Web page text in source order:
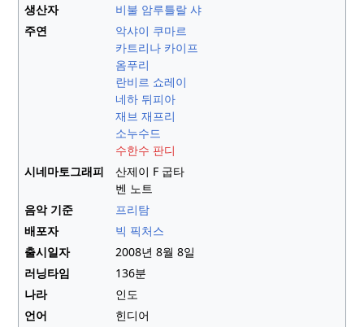
생산자
비불 암루틀랄 샤
주연
악샤이 쿠마르
카트리나 카이프
옴푸리
란비르 쇼레이
네하 뒤피아
재브 재프리
소누수드
수한수 판디
시네마토그래피
산제이 F 굽타
벤 노트
음악 기준
프리탐
배포자
빅 픽처스
출시일자
2008년 8월 8일
러닝타임
136분
나라
인도
언어
힌디어